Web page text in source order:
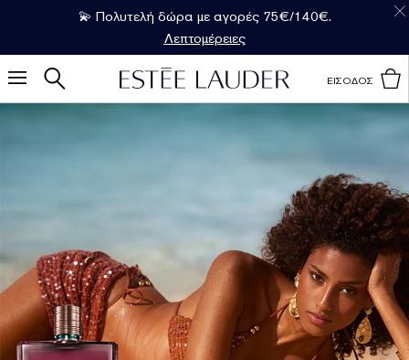
💫 Πολυτελή δώρα με αγορές 75€/140€.
Λεπτομέρειες
ΕΙΣΟΔΟΣ